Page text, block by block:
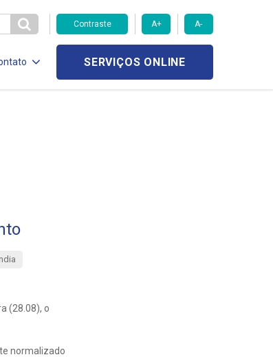
Contraste A+ A-
SERVIÇOS ONLINE
(28.08), o
normalizado